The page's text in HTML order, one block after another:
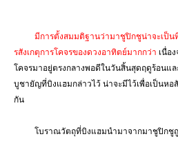
มีการตั้งสมมติฐานว่ามาชูปิกชูน่าจะเป็น
รสังเกตุการโคจรของดวงอาทิตย์มากกว่า เนื่อ
โคจรมาอยู่ตรงกลางพอดีในวันสิ้นสุดฤดูร้อนแ
บูชายัญที่บิงแฮมกล่าวไว้ น่าจะมีไว้เพื่อเป็นหอ
กัน
โบราณวัตถุที่บิงแฮมนำมาจากมาชูปิกชู